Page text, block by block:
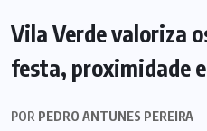
Vila Verde valoriza
festa, proximidade
POR PEDRO ANTUNES PEREIRA